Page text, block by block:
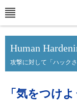
Human
攻撃に対して「ハック
「気をつけ